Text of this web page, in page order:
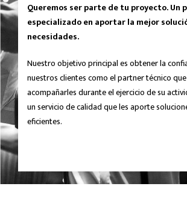
Queremos ser parte de tu proyecto. Un
especializado en aportar la mejor
necesidades.
Nuestro objetivo principal es obtener la
nuestros clientes como el partner técnico
acompañarles durante el ejercicio de su
un servicio de calidad que les aporte
eficientes.